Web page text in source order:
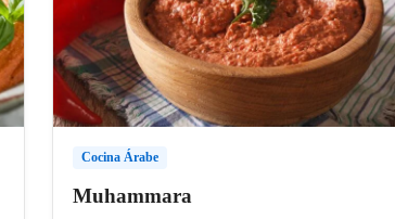
Cocina Árabe
Muhammara